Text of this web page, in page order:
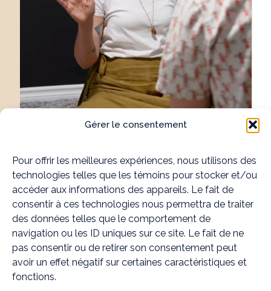
Gérer le consentement
Pour offrir les meilleures expériences, nous utilisons des
technologies telles que les témoins pour stocker et/ou
accéder aux informations des appareils. Le fait de
consentir à ces technologies nous permettra de traiter
des données telles que le comportement de
navigation ou les ID uniques sur ce site. Le fait de ne
pas consentir ou de retirer son consentement peut
avoir un effet négatif sur certaines caractéristiques et
fonctions.
Accessibilité de notre clinique pour les
résidents de Bois-des-Filion